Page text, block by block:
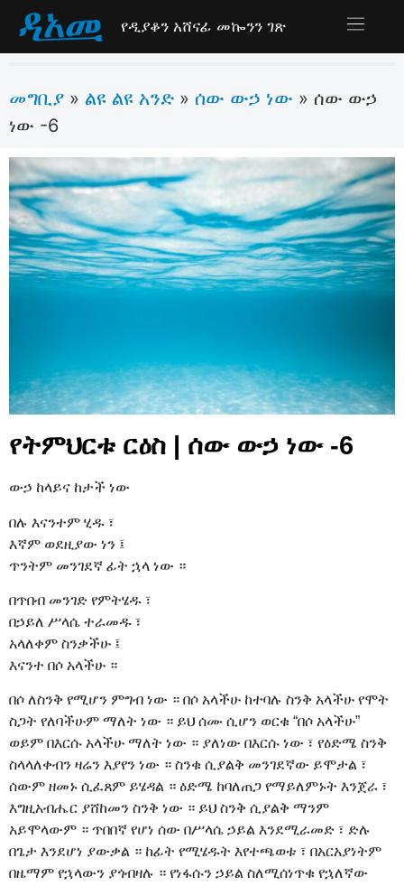
የዲያቆን አሸናፊ መኰንን ገጽ
መግቢያ » ልዩ ልዩ አንድ » ሰው ውኃ ነው » ሰው ውኃ
ነው -6
የትምህርቱ ርዕስ | ሰው ውኃ ነው -6
ውኃ ከላይና ከታች ነው
በሉ እናንተም ሂዱ ፣
እኛም ወደዚያው ነን ፤
ጥንትም መንገደኛ ፊት ኋላ ነው ።
በጥበብ መንገድ የምትሄዱ ፣
በኃይለ ሥላሴ ተራመዱ ፣
አላለቀም ስንቃችሁ ፤
እናንተ በሶ አላችሁ ።
በሶ ለስንቅ የሚሆን ምግብ ነው ። በሶ አላችሁ ከተባሉ ስንቅ አላችሁ የሞት
ስጋት የለባችሁም ማለት ነው ። ይህ ሰሙ ሲሆን ወርቁ “በሶ አላችሁ”
ወይም በእርሱ አላችሁ ማለት ነው ። ያለነው በእርሱ ነው ፣ የዕድሜ ስንቅ
ስላላለቀብን ዛሬን እያየን ነው ። ስንቁ ሲያልቅ መንገደኛው ይሞታል ፣
ሰውም ዘመኑ ሲፈጸም ይሄዳል ። ዕድሜ ከባለጠጋ የማይለምኑት እንጀራ ፣
እግዚአብሔር ያሸከመን ስንቅ ነው ። ይህ ስንቅ ሲያልቅ ማንም
አይሞላውም ። ጥበበኛ የሆነ ሰው በሥላሴ ኃይል እንደሚራመድ ፣ ድሉ
በጌታ እንደሆነ ያውቃል ። ከፊት የሚሄዱት እየተጫወቱ ፣ በአርአያነትም
በዜማም የኋላውን ያጎብዛሉ ። የነፋሱን ኃይል ስለሚሰነጥቁ የኋለኛው